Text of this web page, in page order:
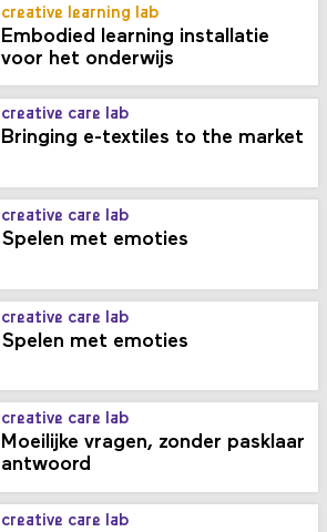
creative learning lab
Embodied learning installatie
voor het onderwijs
creative care lab
Bringing e-textiles to the market
creative care lab
Spelen met emoties
creative care lab
Spelen met emoties
creative care lab
Moeilijke vragen, zonder pasklaar
antwoord
creative care lab